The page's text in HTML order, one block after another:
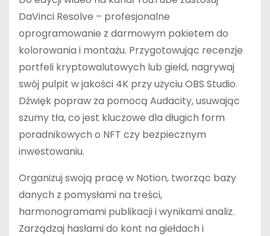
DaVinci Resolve – profesjonalne
oprogramowanie z darmowym pakietem do
kolorowania i montażu. Przygotowując recenzje
portfeli kryptowalutowych lub giełd, nagrywaj
swój pulpit w jakości 4K przy użyciu OBS Studio.
Dźwięk popraw za pomocą Audacity, usuwając
szumy tła, co jest kluczowe dla długich form
poradnikowych o NFT czy bezpiecznym
inwestowaniu.
Organizuj swoją pracę w Notion, tworząc bazy
danych z pomysłami na treści,
harmonogramami publikacji i wynikami analiz.
Zarządzaj hasłami do kont na giełdach i